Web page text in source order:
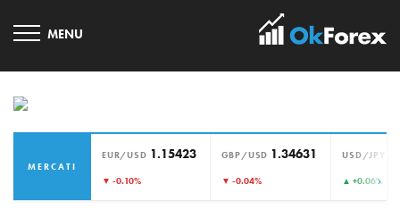
MERCATI
EUR/USD 1.15423
▼ -0.10%
GBP/USD 1.34631
▼ -0.04%
USD/JPY
▲ +0.06%
›